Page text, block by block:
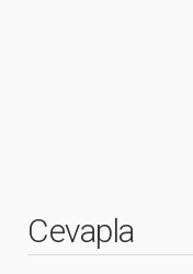
Cevapla